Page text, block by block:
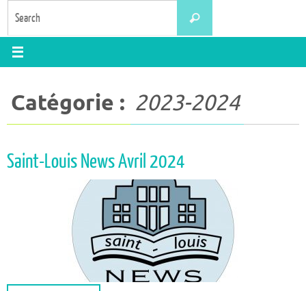
Search
Catégorie : 2023-2024
Saint-Louis News Avril 2024